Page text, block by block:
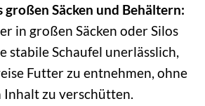
großen Säcken und Behältern:
in großen Säcken oder Silos
stabile Schaufel unerlässlich,
Futter zu entnehmen, ohne
Inhalt zu verschütten.